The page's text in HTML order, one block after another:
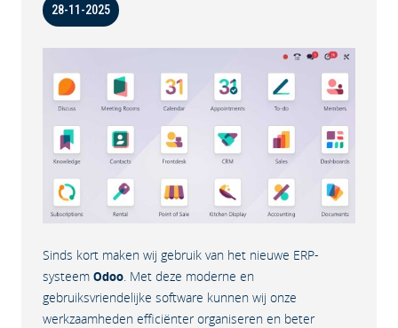
28-11-2025
Sinds kort maken wij gebruik van het nieuwe ERP-
systeem Odoo. Met deze moderne en
gebruiksvriendelijke software kunnen wij onze
werkzaamheden efficiënter organiseren en beter